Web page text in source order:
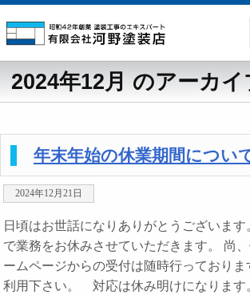
2024年12月 のアーカイ
年末年始の休業期間につい
2024年12月21日
日頃はお世話になりありがとうございま
で業務をお休みさせていただきます。 尚
ームページからの受付は随時行っており
利用下さい。 対応は休み明けになります